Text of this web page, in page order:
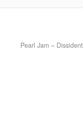
Pearl Jam – Dissident